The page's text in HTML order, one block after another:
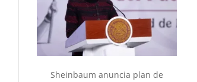
Sheinbaum anuncia plan de